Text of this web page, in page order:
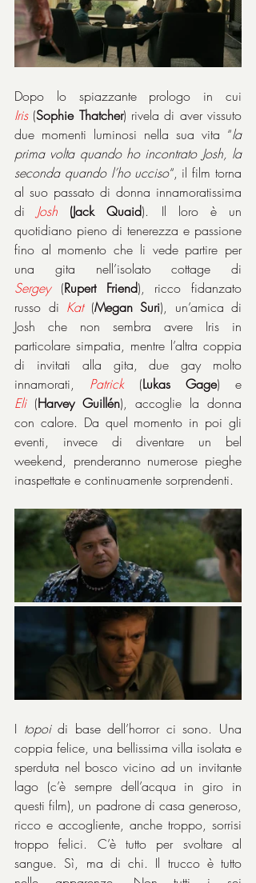
Iris (Sophie Thatcher) rivela di aver vissuto
due momenti luminosi nella sua vita “la
prima volta quando ho incontrato Josh, la
seconda quando l’ho ucciso“, il film torna
al suo passato di donna innamoratissima
di Josh (Jack Quaid). Il loro è un
quotidiano pieno di tenerezza e passione
fino al momento che li vede partire per
Sergey (Rupert Friend), ricco fidanzato
russo di Kat (Megan Suri), un’amica di
Josh che non sembra avere Iris in
particolare simpatia, mentre l’altra coppia
di invitati alla gita, due gay molto
innamorati, Patrick (Lukas Gage
Eli (Harvey Guillén), accoglie la donna
con calore. Da quel momento in poi gli
eventi, invece di diventare un bel
weekend, prenderanno numerose pieghe
inaspettate e continuamente sorprendenti.
I topoi di base dell’horror ci sono. Una
coppia felice, una bellissima villa isolata e
sperduta nel bosco vicino ad un invitante
lago (c’è sempre dell’acqua in giro in
questi film), un padrone di casa generoso,
ricco e accogliente, anche troppo, sorrisi
troppo felici. C’è tutto per svoltare al
sangue. Sì, ma di chi. Il trucco è tutto